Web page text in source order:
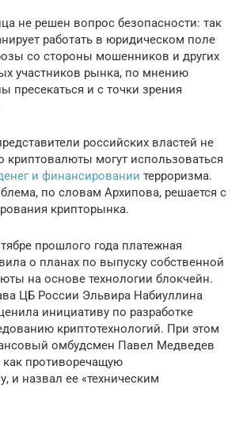
не решен вопрос безопасности: так
работать в юридическом поле
со стороны мошенников и других
участников рынка, по мнению
пресекаться и с точки зрения
российских властей не
криптовалюты могут использоваться
и финансировании терроризма.
по словам Архипова, решается с
крипторынка.
прошлого года платежная
о планах по выпуску собственной
на основе технологии блокчейн.
ЦБ России Эльвира Набиуллина
инициативу по разработке
криптотехнологий. При этом
омбудсмен Павел Медведев
как противоречащую
и назвал ее «техническим